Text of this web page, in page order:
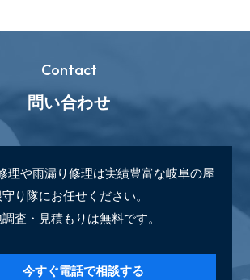
Contact
問い合わせ
理や雨漏り修理は実績豊富な岐阜の屋
り隊にお任せください。
査・見積もりは無料です。
今すぐ電話で相談する